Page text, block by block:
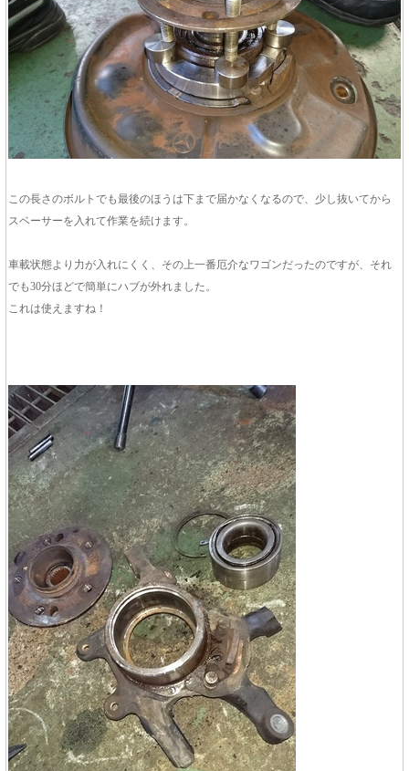
この長さのボルトでも最後のほうは下まで届かなくなるので、少し抜いてから
スベーサーを入れて作業を続けます。
車載状態より力が入れにくく、その上一番厄介なワゴンだったのですが、それ
でも30分ほどで簡単にハブが外れました。
これは使えますね！